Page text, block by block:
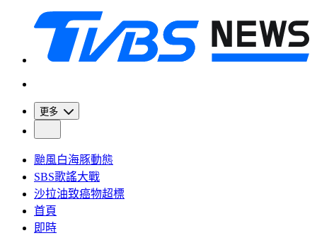
更多
颱風白海豚動態
SBS歌謠大戰
沙拉油致癌物超標
首頁
即時